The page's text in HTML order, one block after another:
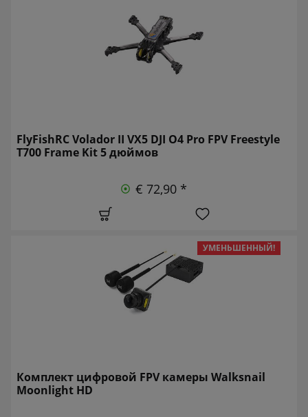
FlyFishRC Volador II VX5 DJI O4 Pro FPV Freestyle
T700 Frame Kit 5 дюймов
€ 72,90 *
УМЕНЬШЕННЫЙ!
Комплект цифровой FPV камеры Walksnail
Moonlight HD